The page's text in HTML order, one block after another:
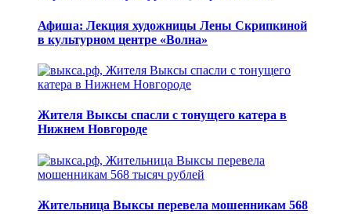
Афиша: Лекция художницы Лены Скрипкиной
в культурном центре «Волна»
Жителя Выксы спасли с тонущего катера в
Нижнем Новгороде
Жительница Выксы перевела мошенникам 568